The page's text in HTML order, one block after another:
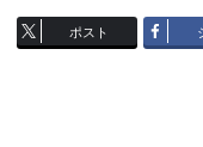
ポスト